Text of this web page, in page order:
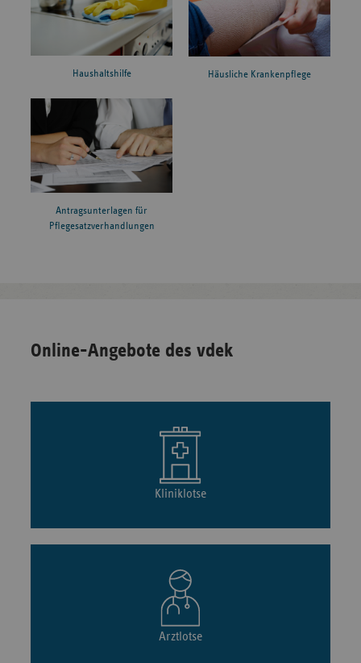
Haushaltshilfe Häusliche Krankenpflege
Antragsunterlagen für
Pflegesatzverhandlungen
Online-Angebote des vdek
Kliniklotse
Arztlotse